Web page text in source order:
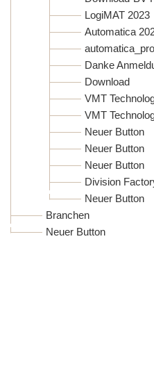
LogiMAT 2023
Automatica
Danke
Download
VMT
VMT
Neuer Button
Neuer Button
Neuer Button
Division
Neuer Button
Branchen
Neuer Button